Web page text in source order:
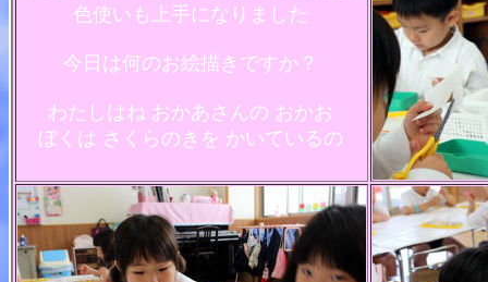
色使いも上手になりました
今日は何のお絵描きですか？
わたしはね おかあさんの おかお
ぼくは さくらのきを かいているの